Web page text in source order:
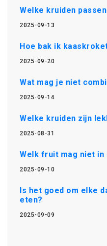
Welke kruiden
2025-09-13
Hoe bak ik
2025-09-20
Wat mag je niet
2025-09-14
Welke kruiden zijn
2025-08-31
Welk fruit mag niet in
2025-09-10
Is het goed om elke
eten?
2025-09-09